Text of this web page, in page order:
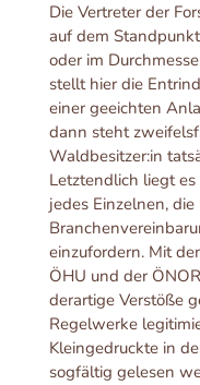
Die Vertreter der
auf dem
oder im
stellt hier die
einer geeichten
dann steht
Waldbesitzer:in
Letztendlich liegt
jedes Einzelnen,
einzufordern. Mit
ÖHU und der
derartige Verstöße
Regelwerke
Kleingedruckte in
sogfältig gelesen